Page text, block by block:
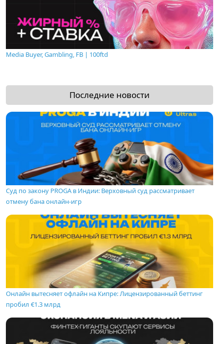
Media Buyer, Gambling, FB | 100ftd
Последние новости
Суд по закону PROGA в Индии: Верховный суд рассматривает
отмену бана онлайн-игр
Онлайн вытесняет офлайн на Кипре: Лицензированный беттинг
пробил €1.3 млрд